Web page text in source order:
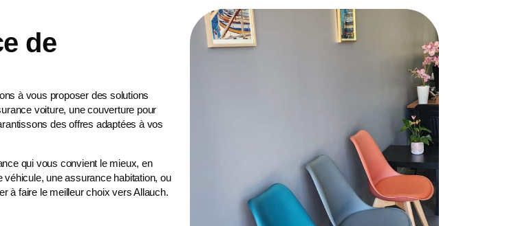
de
à vous proposer des solutions
voiture, unecouverture pour
des offres adaptées à vos
qui vous convient le mieux, en
une assurance habitation, ou
à faire le meilleur choix vers Allauch.